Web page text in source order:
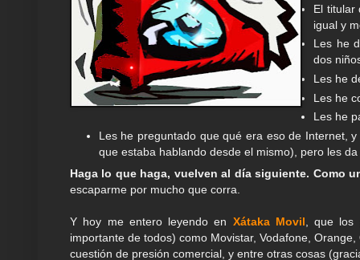
El titular
igual y
Les he
dos
Les he
Les he
Les he
Les he preguntado que qué era eso de Internet,
que estaba hablando desde el mismo), pero les da
Haga lo que haga, vuelven al día siguiente. Como
escaparme por mucho que corra.
Y hoy me entero leyendo en Xátaka Movil , que
importante de todos) como Movistar, Vodafone,
cuestión de presión comercial, y entre otras cosas